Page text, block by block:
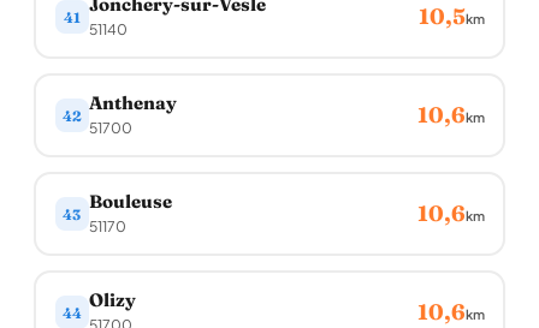
41
51140 10,5km
42
Anthenay
51700 10,6km
43
Bouleuse
51170 10,6km
44
Olizy
51700 10,6km